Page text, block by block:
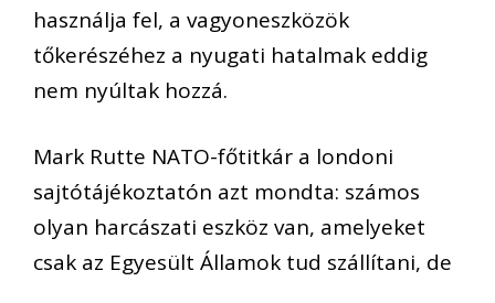
használja fel, a vagyoneszközök
tőkerészéhez a nyugati hatalmak eddig
nem nyúltak hozzá.
Mark Rutte NATO-főtitkár a londoni
sajtótájékoztatón azt mondta: számos
olyan harcászati eszköz van, amelyeket
csak az Egyesült Államok tud szállítani, de